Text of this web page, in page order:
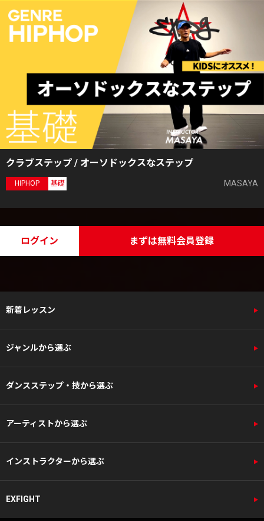
クラブステップ / オーソドックスなステップ
HIPHOP 基礎 MASAYA
ログイン まずは無料会員登録
新着レッスン
ジャンルから選ぶ
ダンスステップ・技から選ぶ
アーティストから選ぶ
インストラクターから選ぶ
EXFIGHT